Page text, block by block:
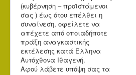
(κυβέρνηση – προϊστάμενοι
σας ) έως ότου επέλθει η
συναίνεση, οφείλετε να
απέχετε από οποιαδήποτε
πράξη αναγκαστικής
εκτέλεσης κατά Έλληνα
Αυτόχθονα Ιθαγενή.
Αφού λάβετε υπόψη σας τα